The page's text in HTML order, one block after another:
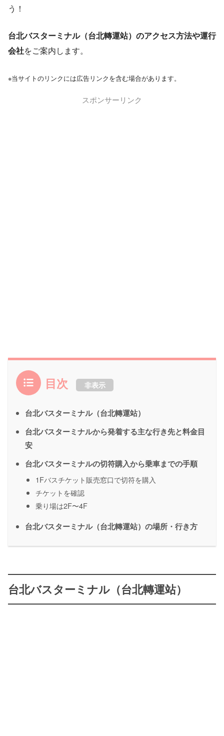
う！
台北バスターミナル（台北轉運站）のアクセス方法や運行
会社をご案内します。
※当サイトのリンクには広告リンクを含む場合があります。
スポンサーリンク
目次 非表示
台北バスターミナル（台北轉運站）
台北バスターミナルから発着する主な行き先と料金目
安
台北バスターミナルの切符購入から乗車までの手順
1Fバスチケット販売窓口で切符を購入
チケットを確認
乗り場は2F〜4F
台北バスターミナル（台北轉運站）の場所・行き方
台北バスターミナル（台北轉運站）